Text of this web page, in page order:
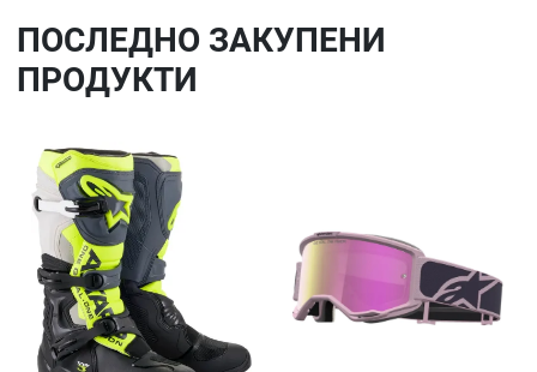
ПОСЛЕДНO ЗАКУПЕНИ
ПРОДУКТИ
Quick View